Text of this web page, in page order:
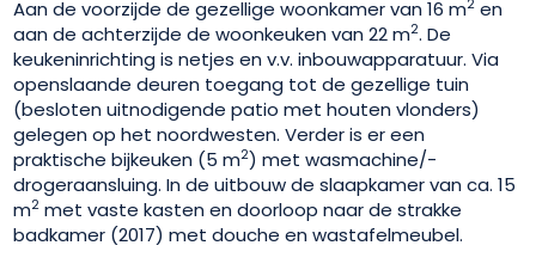
Aan de voorzijde de gezellige woonkamer van 16 m en
aan de achterzijde de woonkeuken van 22 m2. De
keukeninrichting is netjes en v.v. inbouwapparatuur. Via
openslaande deuren toegang tot de gezellige tuin
(besloten uitnodigende patio met houten vlonders)
gelegen op het noordwesten. Verder is er een
praktische bijkeuken (5 m2) met wasmachine/-
drogeraansluing. In de uitbouw de slaapkamer van ca. 15
m2 met vaste kasten en doorloop naar de strakke
badkamer (2017) met douche en wastafelmeubel.